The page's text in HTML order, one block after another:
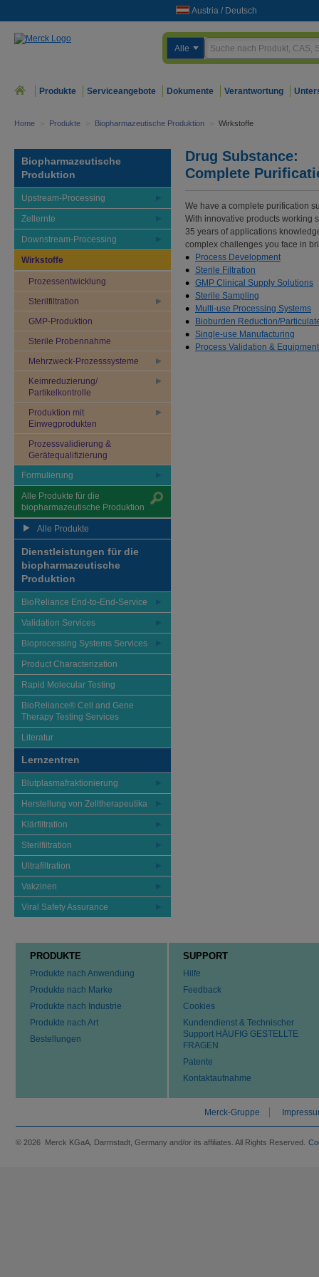
Austria / Deutsch
Alle
Produkte Serviceangebote Dokumente Verantwortung
Home > Produkte > Biopharmazeutische Produktion > Wirkstoffe
Biopharmazeutische
Produktion
Upstream-Processing
Zellernte
Downstream-Processing
Wirkstoffe
Prozessentwicklung
Sterilfiltration
GMP-Produktion
Sterile Probennahme
Mehrzweck-Prozesssysteme
Keimreduzierung/
Partikelkontrolle
Produktion mit
Einwegprodukten
Prozessvalidierung &
Gerätequalifizierung
Formulierung
Alle Produkte für die
biopharmazeutische Produktion
Alle Produkte
Dienstleistungen für die
biopharmazeutische
Produktion
BioReliance End-to-End-Service
Validation Services
Bioprocessing Systems Services
Product Characterization
Rapid Molecular Testing
BioReliance® Cell and Gene
Therapy Testing Services
Literatur
Lernzentren
Blutplasmafraktionierung
Herstellung von Zelltherapeutika
Klärfiltration
Sterilfiltration
Ultrafiltration
Vakzinen
Viral Safety Assurance
Drug Substance:
Complete
We have a complete purification
With innovative products working
35 years of applications
complex challenges you face in
Process Development
Sterile Filtration
GMP Clinical Supply Solutions
Sterile Sampling
Multi-use Processing Systems
Bioburden Reduction/
Single-use Manufacturing
Process Validation &
PRODUKTE
Produkte nach Anwendung
Produkte nach Marke
Produkte nach Industrie
Produkte nach Art
Bestellungen
SUPPORT
Hilfe
Feedback
Cookies
Kundendienst & Technischer
Support HÄUFIG GESTELLTE
FRAGEN
Patente
Kontaktaufnahme
Merck-Gruppe
© 2026 Merck KGaA, Darmstadt, Germany and/or its affiliates. All Rights Reserved.